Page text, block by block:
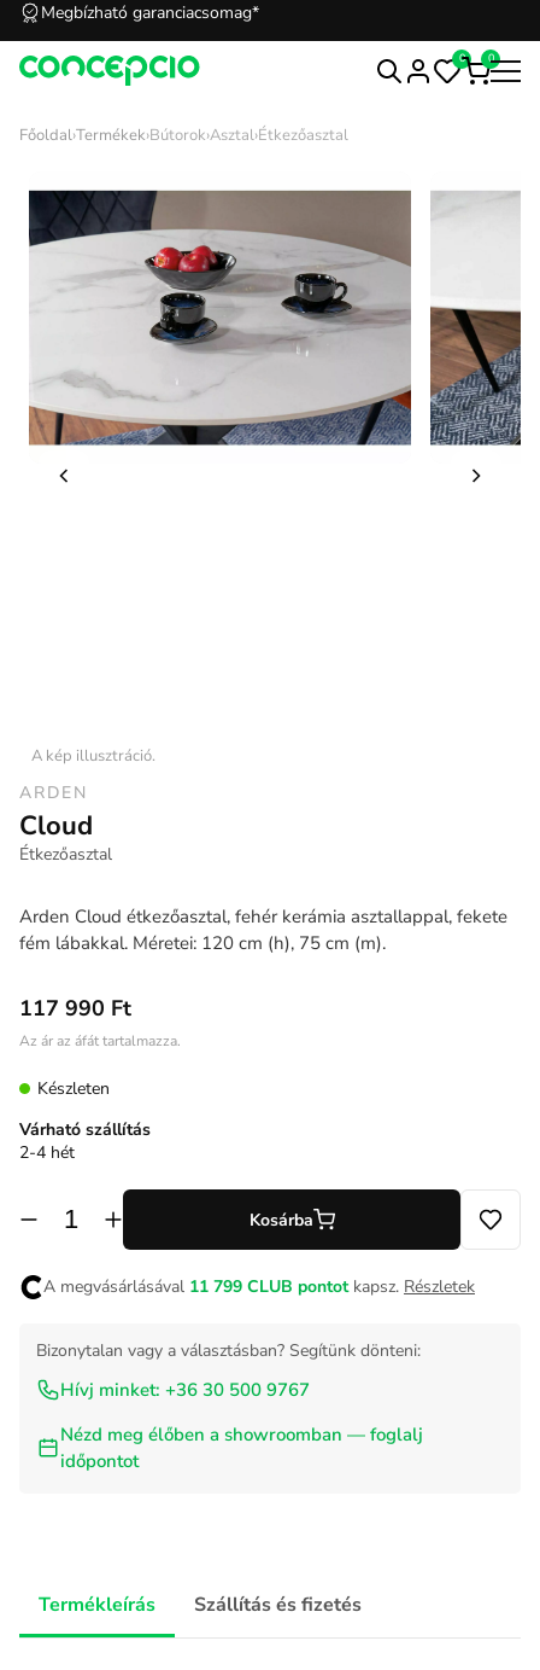
Megbízható garanciacsomag*
0 0
Főoldal›Termékek›Bútorok›Asztal›Étkezőasztal
A kép illusztráció.
ARDEN
Cloud
Étkezőasztal
Arden Cloud étkezőasztal, fehér kerámia asztallappal, fekete
fém lábakkal. Méretei: 120 cm (h), 75 cm (m).
117 990 Ft
Az ár az áfát tartalmazza.
Készleten
Várható szállítás
2-4 hét
Kosárba
A megvásárlásával 11 799 CLUB pontot kapsz. Részletek
Bizonytalan vagy a választásban? Segítünk dönteni:
Hívj minket: +36 30 500 9767
Nézd meg élőben a showroomban — foglalj
időpontot
Termékleírás Szállítás és fizetés